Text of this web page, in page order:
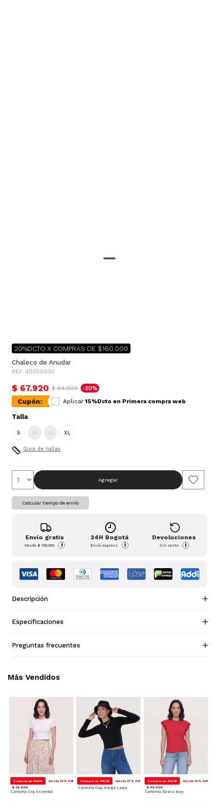
20%DCTO X COMPRAS DE $160.000
Chaleco de Anudar
REF. 40250030
$ 67.920 $ 84.900 -20%
Cupón: Aplicar 15%Dcto en Primera compra web
Talla
S M L XL
Guia de tallas
Agregar
Calcular tiempo de envío
Envío gratis
Desde$ 159.900 i
24H Bogotá
Envío express i
Devoluciones
Sin costo i
Descripción
Especificaciones
Preguntas frecuentes
Compra en PACK Hasta 15% Off
$ 39.900
Camiseta Crop Essential
Compra en PACK Hasta 15% Off
Camiseta Crop Manga Larga
Compra en PACK Hasta 15% Off
$ 49.900
Camiseta Basica Boxy
Más Vendidos